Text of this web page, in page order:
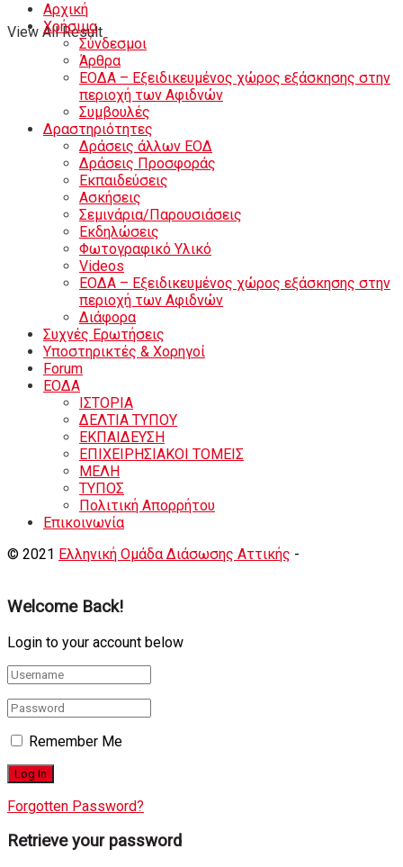
View All Result
Αρχική
Χρήσιμα
Σύνδεσμοι
Άρθρα
ΕΟΔΑ – Εξειδικευμένος χώρος εξάσκησης στην
περιοχή των Αφιδνών
Συμβουλές
Δραστηριότητες
Δράσεις άλλων ΕΟΔ
Δράσεις Προσφοράς
Εκπαιδεύσεις
Ασκήσεις
Σεμινάρια/Παρουσιάσεις
Εκδηλώσεις
Φωτογραφικό Υλικό
Videos
ΕΟΔΑ – Εξειδικευμένος χώρος εξάσκησης στην
περιοχή των Αφιδνών
Διάφορα
Συχνές Ερωτήσεις
Υποστηρικτές & Χορηγοί
Forum
ΕΟΔA
ΙΣΤΟΡΙΑ
ΔΕΛΤΙΑ ΤΥΠΟΥ
ΕΚΠΑΙΔΕΥΣΗ
ΕΠΙΧΕΙΡΗΣΙΑΚΟΙ ΤΟΜΕΙΣ
ΜΕΛΗ
ΤΥΠΟΣ
Πολιτική Απορρήτου
Eπικοινωνία
© 2021 Ελληνική Ομάδα Διάσωσης Αττικής -
Welcome Back!
Login to your account below
Remember Me
Forgotten Password?
Retrieve your password